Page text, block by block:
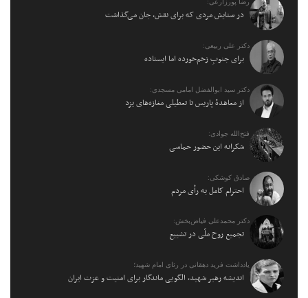
رضا پورزارعی:
در ستایش مردی که برای نقش، جان می‌گذاشت
دکتر علی ربیعی:
برای جنوبِ زخم‌خورده اما ایستاده
دکتر سید ابوالفضل امامی مسجدی:
از معاهدهٔ پاریس تا تعطیلی مغازه‌های یزد
فتح‌الله جوادی:
شکرانه این حضور حماسی
صادق کوشکی:
احترام کامل به رأی مردم
دکتر محمدعلی فیاض‌بخش:
تجمیع روح ملّی در تشییع
یادداشت فرید دهقانی در رثای امام شهید؛
اندیشه رهبر شهید، الگویی ماندگار برای امنیت و عزت ایران